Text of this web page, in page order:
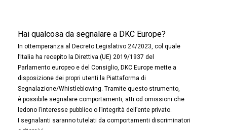
Hai qualcosa da segnalare a DKC Europe?
In ottemperanza al Decreto Legislativo 24/2023, col quale
l’Italia ha recepito la Direttiva (UE) 2019/1937 del
Parlamento europeo e del Consiglio, DKC Europe mette a
disposizione dei propri utenti la Piattaforma di
Segnalazione/Whistleblowing. Tramite questo strumento,
è possibile segnalare comportamenti, atti od omissioni che
ledono l’interesse pubblico o l’integrità dell’ente privato.
I segnalanti saranno tutelati da comportamenti discriminatori